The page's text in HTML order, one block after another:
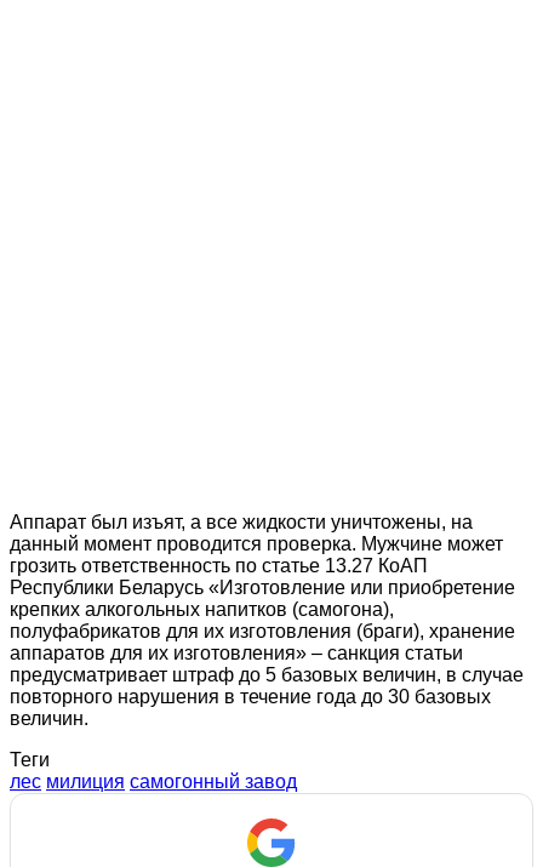
Аппарат был изъят, а все жидкости уничтожены, на
данный момент проводится проверка. Мужчине может
грозить ответственность по статье 13.27 КоАП
Республики Беларусь «Изготовление или приобретение
крепких алкогольных напитков (самогона),
полуфабрикатов для их изготовления (браги), хранение
аппаратов для их изготовления» – санкция статьи
предусматривает штраф до 5 базовых величин, в случае
повторного нарушения в течение года до 30 базовых
величин.
Теги
лес милиция самогонный завод